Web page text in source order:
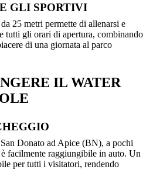
GLI SPORTIVI
25 metri permette di allenarsi e
tutti gli orari di apertura, combinando
di una giornata al parco
IL WATER
Donato ad Apice (BN), a pochi
facilmente raggiungibile in auto. Un
per tutti i visitatori, rendendo